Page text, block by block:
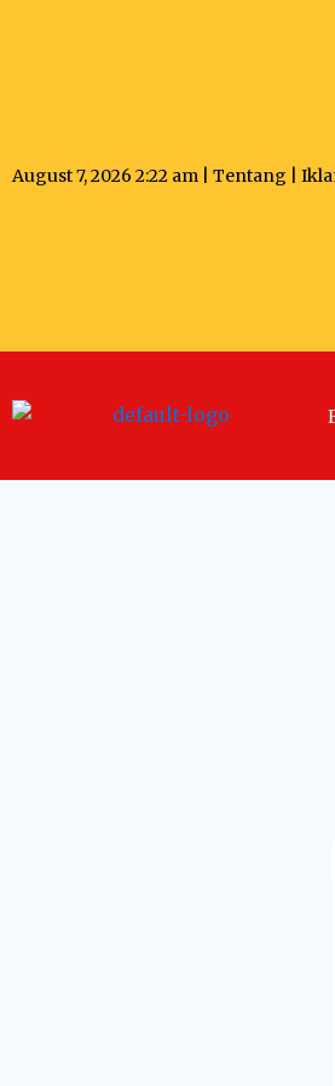
August 7, 2026 2:22 am | Tentang